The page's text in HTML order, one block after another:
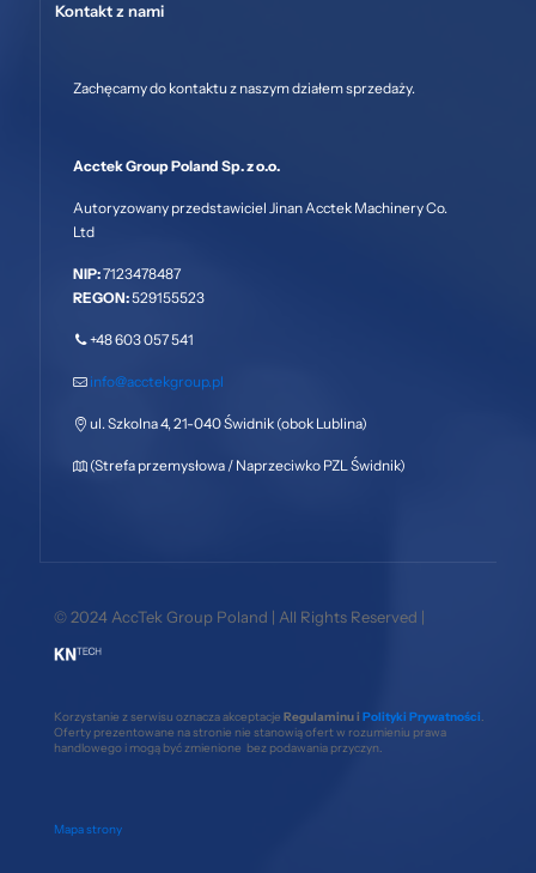
Kontakt z nami
Zachęcamy do kontaktu z naszym działem sprzedaży.
Acctek Group Poland Sp. z o.o.
Autoryzowany przedstawiciel Jinan Acctek Machinery Co.
Ltd
NIP:7123478487
REGON:529155523
+48 603 057 541
info@acctekgroup.pl
ul. Szkolna 4, 21-040 Świdnik (obok Lublina)
(Strefa przemysłowa / Naprzeciwko PZL Świdnik)
© 2024 AccTek Group Poland | All Rights Reserved |
Korzystanie z serwisu oznacza akceptacje Regulaminu i Polityki Prywatności
Oferty prezentowane na stronie nie stanowią ofert w rozumieniu prawa
handlowego i mogą być zmienione bez podawania przyczyn.
Mapa strony